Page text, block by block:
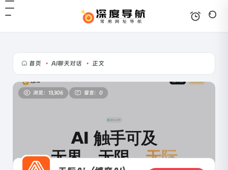
首页 • AI聊天对话 • 正文
浏览：13,306 留言：0